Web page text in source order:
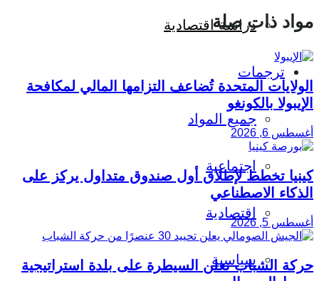
دراسة اقتصادية
ترجمات
جميع المواد
اجتماعية
اقتصادية
سياسية
مواد ذات صلة
الولايات المتحدة تُضاعف التزامها المالي لمكافحة
الإيبولا بالكونغو
أغسطس 6, 2026
كينيا تخطط لإطلاق أول صندوق متداول يركز على
الذكاء الاصطناعي
أغسطس 5, 2026
حركة الشباب تعلن السيطرة على بلدة استراتيجية